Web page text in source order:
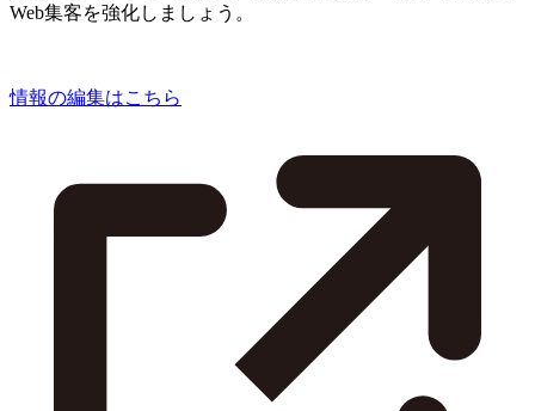
Web集客を強化しましょう。
情報の編集はこちら